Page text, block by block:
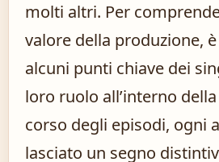
molti altri. Per
valore della produzione,
alcuni punti chiave dei
loro ruolo all’interno
corso degli episodi, ogni
lasciato un segno